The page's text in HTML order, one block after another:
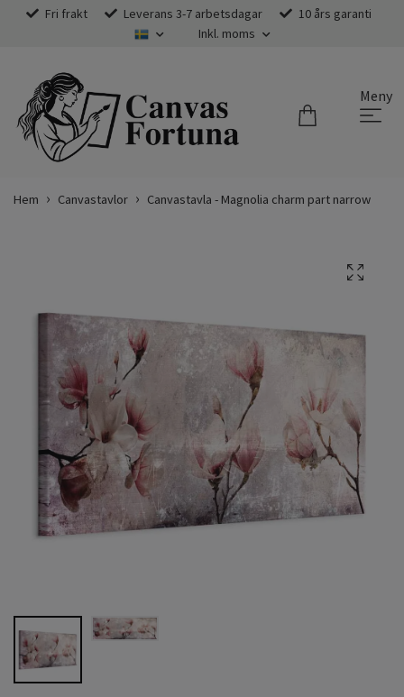
Fri frakt Leverans 3-7 arbetsdagar
10 års garanti
Inkl. moms
Meny
Hem Canvastavlor Canvastavla - Magnolia charm part narrow